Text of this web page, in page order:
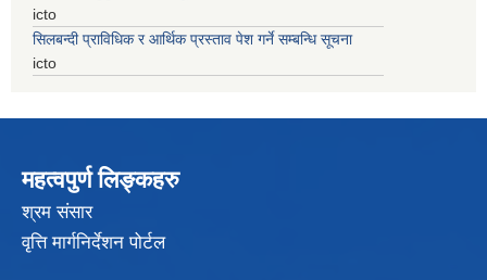
icto
सिलबन्दी प्राविधिक र आर्थिक प्रस्ताव पेश गर्ने सम्बन्धि सूचना
icto
महत्वपुर्ण लिङ्कहरु
श्रम संसार
वृत्ति मार्गनिर्देशन पोर्टल